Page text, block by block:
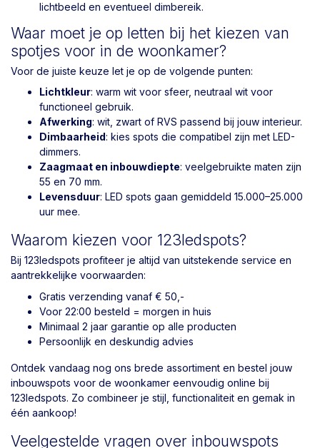
lichtbeeld en eventueel dimbereik.
Waar moet je op letten bij het kiezen van
spotjes voor in de woonkamer?
Voor de juiste keuze let je op de volgende punten:
Lichtkleur: warm wit voor sfeer, neutraal wit voor
functioneel gebruik.
Afwerking: wit, zwart of RVS passend bij jouw interieur.
Dimbaarheid: kies spots die compatibel zijn met LED-
dimmers.
Zaagmaat en inbouwdiepte: veelgebruikte maten zijn
55 en 70 mm.
Levensduur: LED spots gaan gemiddeld 15.000–25.000
uur mee.
Waarom kiezen voor 123ledspots?
Bij 123ledspots profiteer je altijd van uitstekende service en
aantrekkelijke voorwaarden:
Gratis verzending vanaf € 50,-
Voor 22:00 besteld = morgen in huis
Minimaal 2 jaar garantie op alle producten
Persoonlijk en deskundig advies
Ontdek vandaag nog ons brede assortiment en bestel jouw
inbouwspots voor de woonkamer eenvoudig online bij
123ledspots. Zo combineer je stijl, functionaliteit en gemak in
één aankoop!
Veelgestelde vragen over inbouwspots